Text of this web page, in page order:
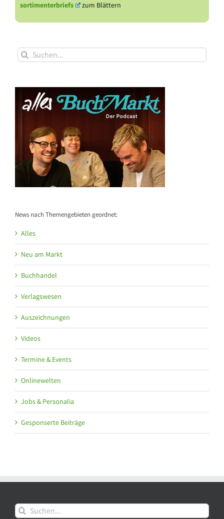
sortimenterbriefs
zum Blättern
Suche
nach:
News nach Themengebieten geordnet:
Alles
Neu am Markt
Buchhandel
Verlagswesen
Auszeichnungen
Videos
Termine & Events
Onlinewelten
Jobs & Personalia
Gesponserte Beiträge
Suche